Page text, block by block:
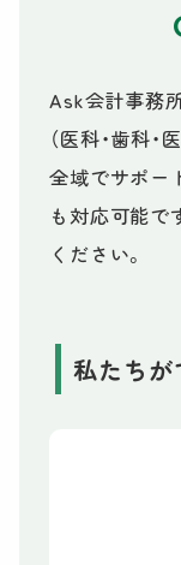
Ask会計事務
（医科・歯科
全域でサポー
も対応可能で
ください。
私たちが